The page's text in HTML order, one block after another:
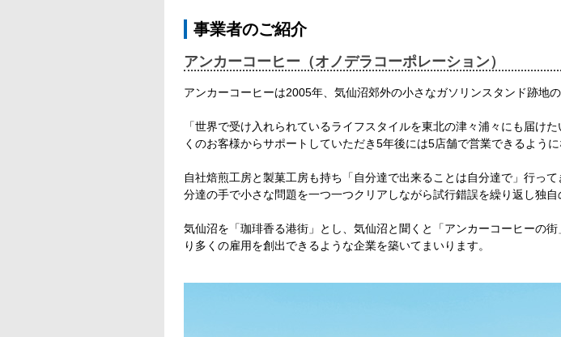
事業者のご紹介
アンカーコーヒー（オノデラコーポレーション）
アンカーコーヒーは2005年、気仙沼郊外の小さなガソリンスタンド跡地
「世界で受け入れられているライフスタイルを東北の津々浦々にも届け
くのお客様からサポートしていただき5年後には5店舗で営業できるように
自社焙煎工房と製菓工房も持ち「自分達で出来ることは自分達で」行っ
分達の手で小さな問題を一つ一つクリアしながら試行錯誤を繰り返し独自
気仙沼を「珈琲香る港街」とし、気仙沼と聞くと「アンカーコーヒーの
り多くの雇用を創出できるような企業を築いてまいります。